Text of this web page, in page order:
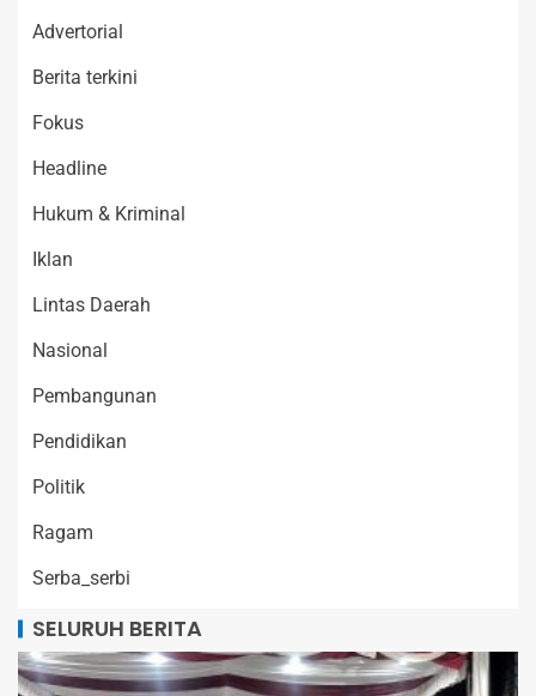
Advertorial
Berita terkini
Fokus
Headline
Hukum & Kriminal
Iklan
Lintas Daerah
Nasional
Pembangunan
Pendidikan
Politik
Ragam
Serba_serbi
SELURUH BERITA